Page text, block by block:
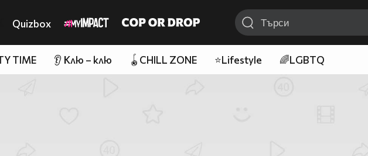
Quizbox
TIME 👂 Клю – клю 🪀CHILL ZONE ⭐Lifestyle 🌈LGBTQ